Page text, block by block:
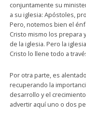
conjuntamente su
a su iglesia: Apóstoles,
Pero, notemos bien el
Cristo mismo los prepara
de la iglesia. Pero la
Cristo lo llene todo a
Por otra parte, es
recuperando la
desarrollo y el
advertir aquí uno o dos